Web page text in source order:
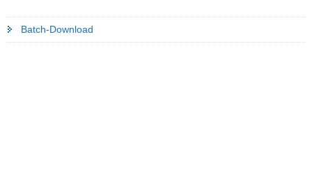
Batch-Download